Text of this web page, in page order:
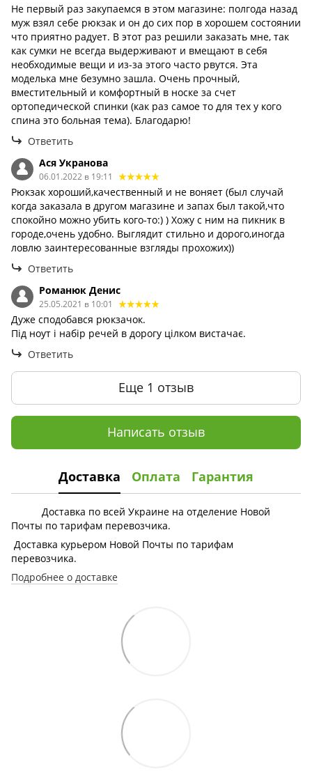
Не первый раз закупаемся в этом магазине: полгода назад
муж взял себе рюкзак и он до сих пор в хорошем состоянии
что приятно радует. В этот раз решили заказать мне, так
как сумки не всегда выдерживают и вмещают в себя
необходимые вещи и из-за этого часто рвутся. Эта
моделька мне безумно зашла. Очень прочный,
вместительный и комфортный в носке за счет
ортопедической спинки (как раз самое то для тех у кого
спина это больная тема). Благодарю!
Ответить
Ася Укранова
06.01.2022 в 19:11
Рюкзак хороший,качественный и не воняет (был случай
когда заказала в другом магазине и запах был такой,что
спокойно можно убить кого-то:) ) Хожу с ним на пикник в
городе,очень удобно. Выглядит стильно и дорого,иногда
ловлю заинтересованные взгляды прохожих))
Ответить
Романюк Денис
25.05.2021 в 10:01
Дуже сподобався рюкзачок.
Під ноут і набір речей в дорогу цілком вистачає.
Ответить
Еще 1 отзыв
Написать отзыв
Доставка Оплата Гарантия
Доставка по всей Украине на отделение Новой
Почты по тарифам перевозчика.
Доставка курьером Новой Почты по тарифам
перевозчика.
Подробнее о доставке